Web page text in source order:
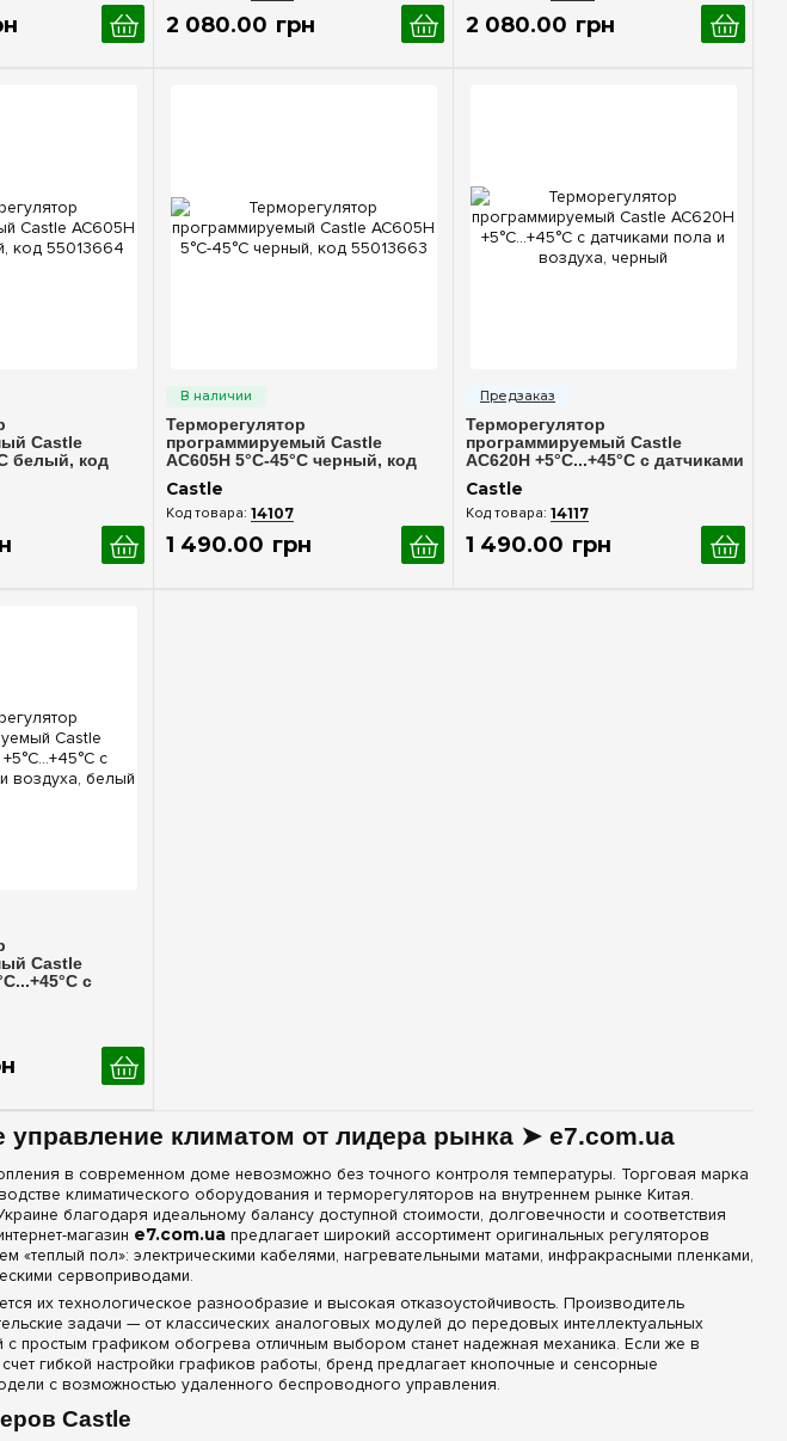
2 080.00 грн 2 080.00 грн
Castle
белый, код
Терморегулятор
программируемый Castle
AC605H 5°С-45°C черный, код
55013663
Castle
14107
1 490.00 грн
Терморегулятор
программируемый Castle
АС620H +5°С...+45°C с датчиками
пола и воздуха, черный
Castle
14117
1 490.00 грн
Castle
с
воздуха,
климатом от лидера рынка ➤ e7.com.ua
в современном доме невозможно без точного контроля температуры. Торговая марка
климатического оборудования и терморегуляторов на внутреннем рынке Китая.
благодаря идеальному балансу доступной стоимости, долговечности и соответствия
магазин e7.com.ua предлагает широкий ассортимент оригинальных регуляторов
«теплый пол»: электрическими кабелями, нагревательными матами, инфракрасными пленками,
сервоприводами.
их технологическое разнообразие и высокая отказоустойчивость. Производитель
задачи — от классических аналоговых модулей до передовых интеллектуальных
простым графиком обогрева отличным выбором станет надежная механика. Если же в
гибкой настройки графиков работы, бренд предлагает кнопочные и сенсорные
с возможностью удаленного беспроводного управления.
Castle